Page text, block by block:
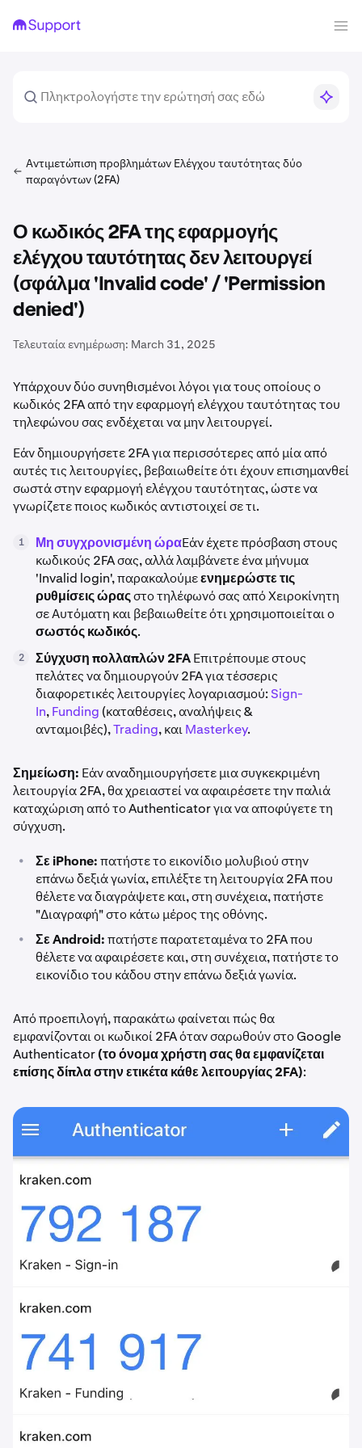
Αντιμετώπιση προβλημάτων Ελέγχου ταυτότητας δύο
παραγόντων (2FA)
Ο κωδικός 2FA της εφαρμογής
ελέγχου ταυτότητας δεν λειτουργεί
(σφάλμα 'Invalid code' / 'Permission
denied')
Τελευταία ενημέρωση: March 31, 2025
Υπάρχουν δύο συνηθισμένοι λόγοι για τους οποίους ο
κωδικός 2FA από την εφαρμογή ελέγχου ταυτότητας του
τηλεφώνου σας ενδέχεται να μην λειτουργεί.
Εάν δημιουργήσετε 2FA για περισσότερες από μία από
αυτές τις λειτουργίες, βεβαιωθείτε ότι έχουν επισημανθεί
σωστά στην εφαρμογή ελέγχου ταυτότητας, ώστε να
γνωρίζετε ποιος κωδικός αντιστοιχεί σε τι.
1 Μη συγχρονισμένη ώραΕάν έχετε πρόσβαση στους
κωδικούς 2FA σας, αλλά λαμβάνετε ένα μήνυμα
'Invalid login', παρακαλούμεενημερώστε τις
ρυθμίσεις ώραςστο τηλέφωνό σας από Χειροκίνητη
σε Αυτόματη και βεβαιωθείτε ότι χρησιμοποιείται ο
σωστός κωδικός.
2 Σύγχυση πολλαπλών 2FAΕπιτρέπουμε στους
πελάτες να δημιουργούν 2FA για τέσσερις
διαφορετικές λειτουργίες λογαριασμού: Sign-
In,Funding (καταθέσεις, αναλήψεις &
ανταμοιβές),Trading, καιMasterkey.
Σημείωση: Εάν αναδημιουργήσετε μια συγκεκριμένη
λειτουργία 2FA, θα χρειαστεί να αφαιρέσετε την παλιά
καταχώριση από το Authenticator για να αποφύγετε τη
σύγχυση.
• Σε iPhone:πατήστε το εικονίδιο μολυβιού στην
επάνω δεξιά γωνία, επιλέξτε τη λειτουργία 2FA που
θέλετε να διαγράψετε και, στη συνέχεια, πατήστε
"Διαγραφή" στο κάτω μέρος της οθόνης.
• Σε Android:πατήστε παρατεταμένα το 2FA που
θέλετε να αφαιρέσετε και, στη συνέχεια, πατήστε το
εικονίδιο του κάδου στην επάνω δεξιά γωνία.
Από προεπιλογή, παρακάτω φαίνεται πώς θα
εμφανίζονται οι κωδικοί 2FA όταν σαρωθούν στο Google
Authenticator(το όνομα χρήστη σας θα εμφανίζεται
επίσης δίπλα στην ετικέτα κάθε λειτουργίας 2FA):